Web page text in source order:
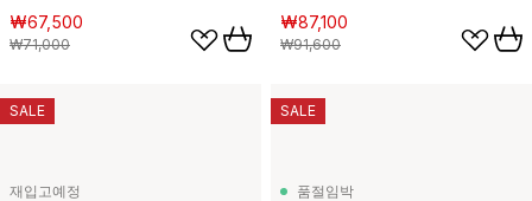
₩67,500
₩71,000
₩87,100
₩91,600
재입고예정
SALE
품절임박
SALE